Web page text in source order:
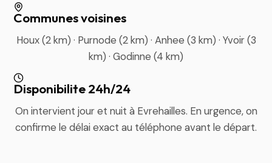
Communes voisines
Houx (2 km) · Purnode (2 km) · Anhee (3 km) · Yvoir (3
km) · Godinne (4 km)
Disponibilite 24h/24
On intervient jour et nuit à Evrehailles. En urgence, on
confirme le délai exact au téléphone avant le départ.